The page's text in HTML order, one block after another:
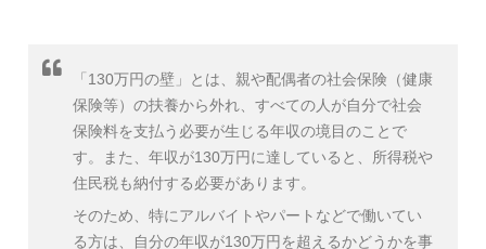
「130万円の壁」とは、親や配偶者の社会保険（健康
保険等）の扶養から外れ、すべての人が自分で社会
保険料を支払う必要が生じる年収の境目のことで
す。また、年収が130万円に達していると、所得税や
住民税も納付する必要があります。
そのため、特にアルバイトやパートなどで働いてい
る方は、自分の年収が130万円を超えるかどうかを事